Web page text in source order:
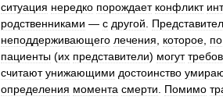
ситуация нередко порождает конфликт
родственниками — с другой
неподдерживающего лечения которое по
пациенты (их представители) могут
считают унижающими достоинство
определения момента смерти Помимо